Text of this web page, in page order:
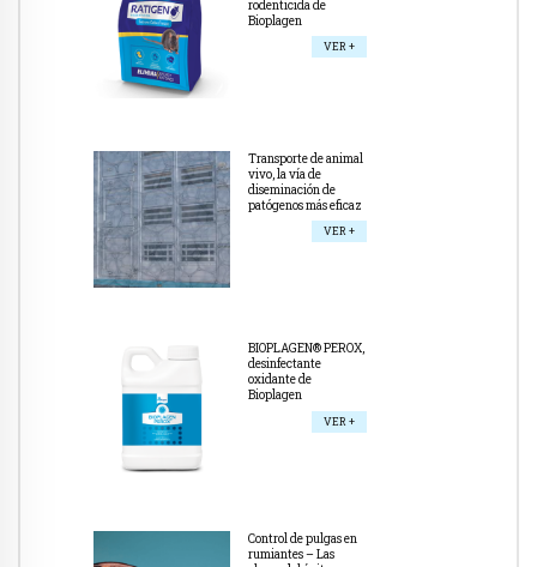
rodenticida de
Bioplagen
VER +
Transporte de animal
vivo, la vía de
diseminación de
patógenos más eficaz
VER +
BIOPLAGEN® PEROX,
desinfectante
oxidante de
Bioplagen
VER +
Control de pulgas en
rumiantes – Las